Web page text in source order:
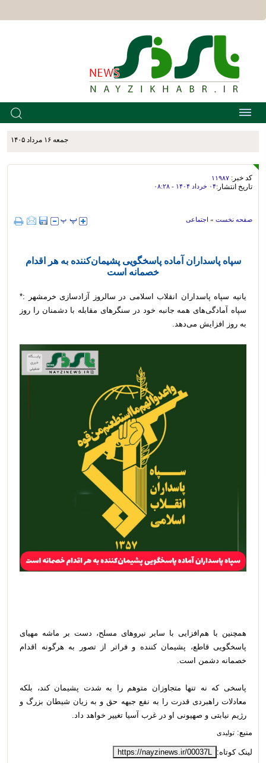
جمعه ۱۶ مرداد ۱۴۰۵
کد خبر: ۱۱۹۸۷
تاریخ انتشار:۰۴ خرداد ۱۴۰۴ - ۰۸:۲۸
صفحه نخست » اجتماعی
سپاه پاسداران آماده پاسخگویی پشیمان‌کننده به هر اقدام
خصمانه است
یانیه سپاه پاسداران انقلاب اسلامی در سالروز آزادسازی خرمشهر :*
سپاه آمادگی‌های همه جانبه خود در سنگرهای مقابله با دشمنان را روز
به روز افزایش می‌دهد.
همچنين با هم‌افزایی با سایر نیروهای مسلح، دست بر ماشه مهیای
پاسخگویی قاطع، پشیمان کننده و فراتر از تصور به هرگونه اقدام
خصمانه دشمن است.
پاسخی که نه تنها متجاوزان متوهم را به شدت پشیمان کند، بلکه
معادلات راهبردی قدرت را به نفع جبهه حق و به زیان شیطان بزرگ و
رژیم نیابتی و صهیونی او در غرب آسیا تغییر خواهد داد.
منبع: تولیدی
لینک کوتاه: https://nayzinews.ir/00037L